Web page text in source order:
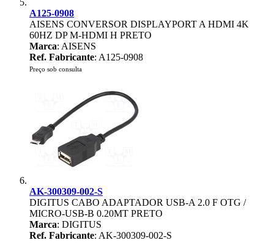
A125-0908
AISENS CONVERSOR DISPLAYPORT A HDMI 4K
60HZ DP M-HDMI H PRETO
Marca: AISENS
Ref. Fabricante: A125-0908
Preço sob consulta
AK-300309-002-S
DIGITUS CABO ADAPTADOR USB-A 2.0 F OTG /
MICRO-USB-B 0.20MT PRETO
Marca: DIGITUS
Ref. Fabricante: AK-300309-002-S